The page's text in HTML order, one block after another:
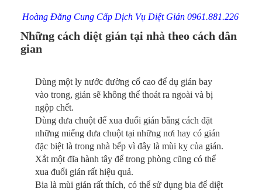
Hoàng Đăng Cung Cấp Dịch Vụ Diệt Gián 0961.881.226
Những cách diệt gián tại nhà theo cách dân
gian
Dùng một ly nước đường cổ cao để dụ gián bay
vào trong, gián sẽ không thể thoát ra ngoài và bị
ngộp chết.
Dùng dưa chuột để xua đuổi gián bằng cách đặt
những miếng dưa chuột tại những nơi hay có gián
đặc biệt là trong nhà bếp vì đây là mùi kỵ của gián.
Xắt một đĩa hành tây để trong phòng cũng có thể
xua đuổi gián rất hiệu quả.
Bia là mùi gián rất thích, có thể sử dụng bia để diệt